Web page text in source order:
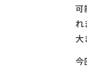
可
れ
大
今